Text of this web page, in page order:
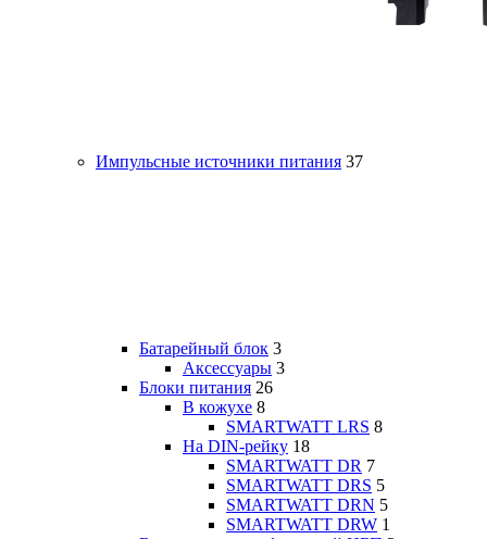
Импульсные источники питания 37
Батарейный блок 3
Аксессуары 3
Блоки питания 26
В кожухе 8
SMARTWATT LRS 8
На DIN-рейку 18
SMARTWATT DR 7
SMARTWATT DRS 5
SMARTWATT DRN 5
SMARTWATT DRW 1